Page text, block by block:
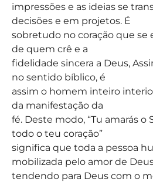
impressões e as ideias se
decisões e em projetos. É
sobretudo no coração que se
de quem crê e a
fidelidade sincera a Deus,
no sentido bíblico, é
assim o homem inteiro
da manifestação da
fé. Deste modo, “Tu amarás
todo o teu coração”
significa que toda a pessoa
mobilizada pelo amor de
tendendo para Deus com o